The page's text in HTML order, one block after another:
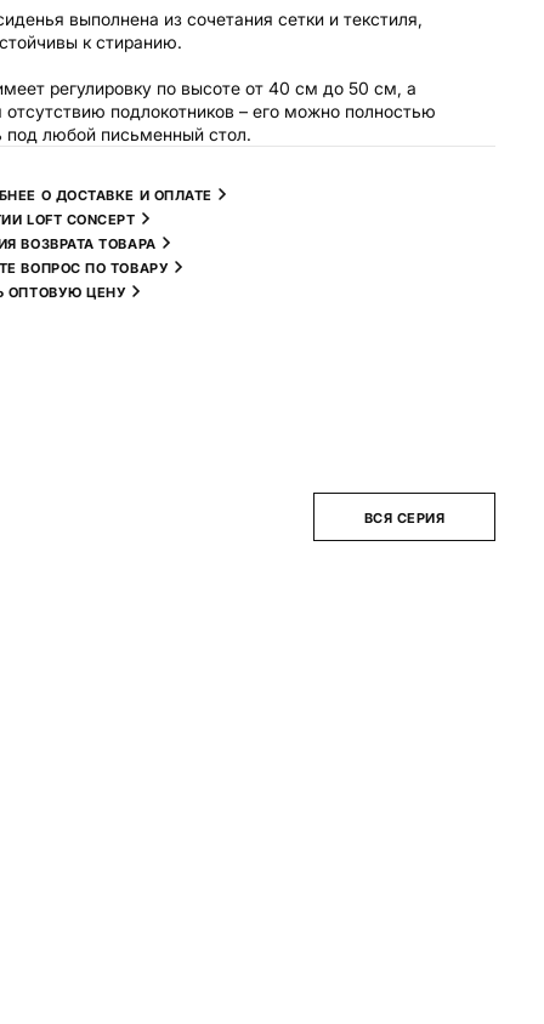
выполнена из сочетания сетки и текстиля,
к стиранию.
регулировку по высоте от 40 см до 50 см, а
отсутствию подлокотников – его можно полностью
под любой письменный стол.
О ДОСТАВКЕ И ОПЛАТЕ
LOFT CONCEPT
ВОЗВРАТА ТОВАРА
ВОПРОС ПО ТОВАРУ
ОПТОВУЮ ЦЕНУ
ВСЯ СЕРИЯ